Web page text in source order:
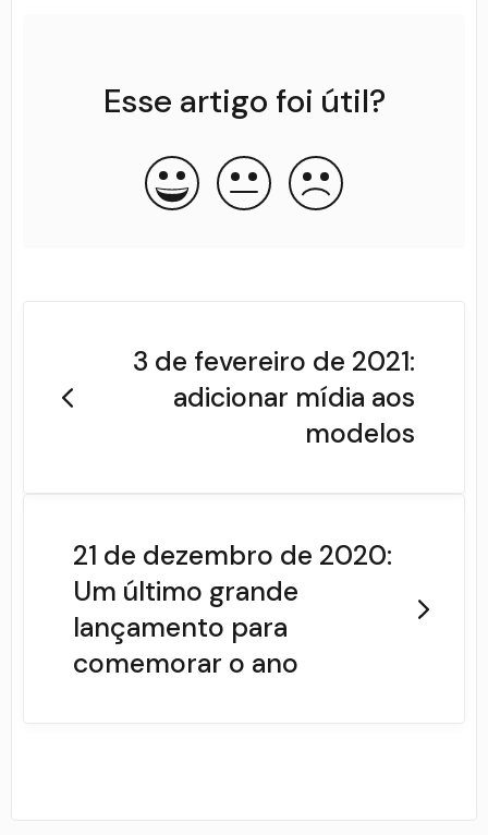
Esse artigo foi útil?
3 de fevereiro de 2021:
adicionar mídia aos
modelos
21 de dezembro de 2020:
Um último grande
lançamento para
comemorar o ano